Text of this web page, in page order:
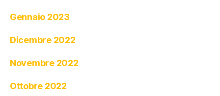
Gennaio 2023
Dicembre 2022
Novembre 2022
Ottobre 2022